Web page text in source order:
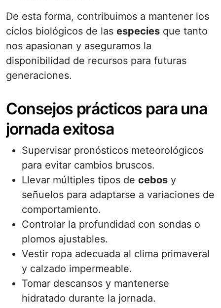
De esta forma, contribuimos a mantener los
ciclos biológicos de las especies que tanto
nos apasionan y aseguramos la
disponibilidad de recursos para futuras
generaciones.
Consejos prácticos para una
jornada exitosa
Supervisar pronósticos meteorológicos
para evitar cambios bruscos.
Llevar múltiples tipos de cebos y
señuelos para adaptarse a variaciones de
comportamiento.
Controlar la profundidad con sondas o
plomos ajustables.
Vestir ropa adecuada al clima primaveral
y calzado impermeable.
Tomar descansos y mantenerse
hidratado durante la jornada.